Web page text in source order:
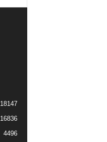
18147
16836
4496